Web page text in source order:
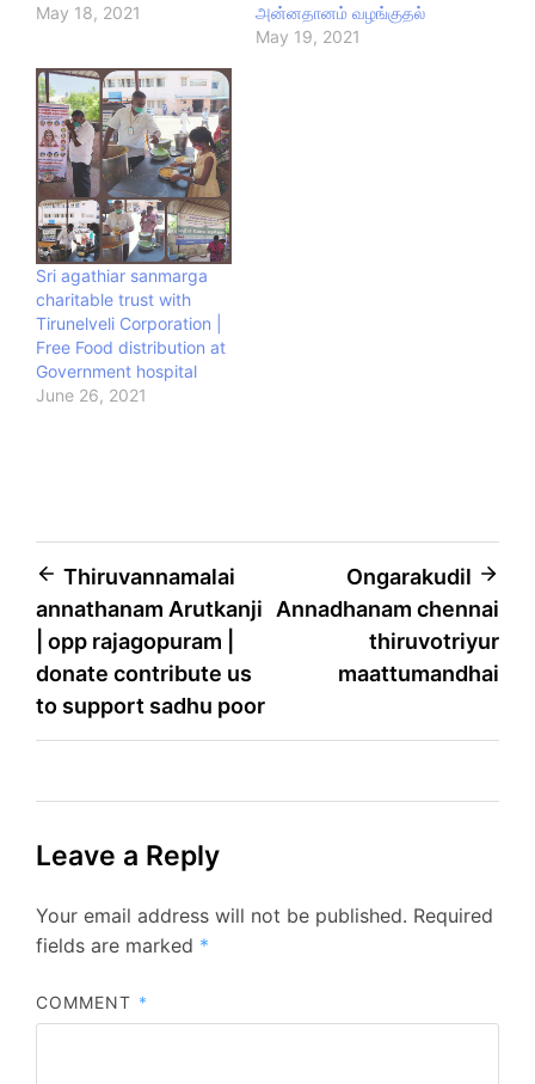
May 18, 2021
அன்னதானம் வழங்குதல்
May 19, 2021
Sri agathiar sanmarga
charitable trust with
Tirunelveli Corporation |
Free Food distribution at
Government hospital
June 26, 2021
Thiruvannamalai
annathanam Arutkanji
| opp rajagopuram |
donate contribute us
to support sadhu poor
Ongarakudil
Annadhanam chennai
thiruvotriyur
maattumandhai
Leave a Reply
Your email address will not be published. Required
fields are marked *
COMMENT *